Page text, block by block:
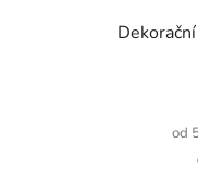
od